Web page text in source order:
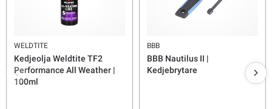
WELDTITE
Kedjeolja Weldtite TF2
Performance All Weather |
100ml
BBB
BBB Nautilus II |
Kedjebrytare